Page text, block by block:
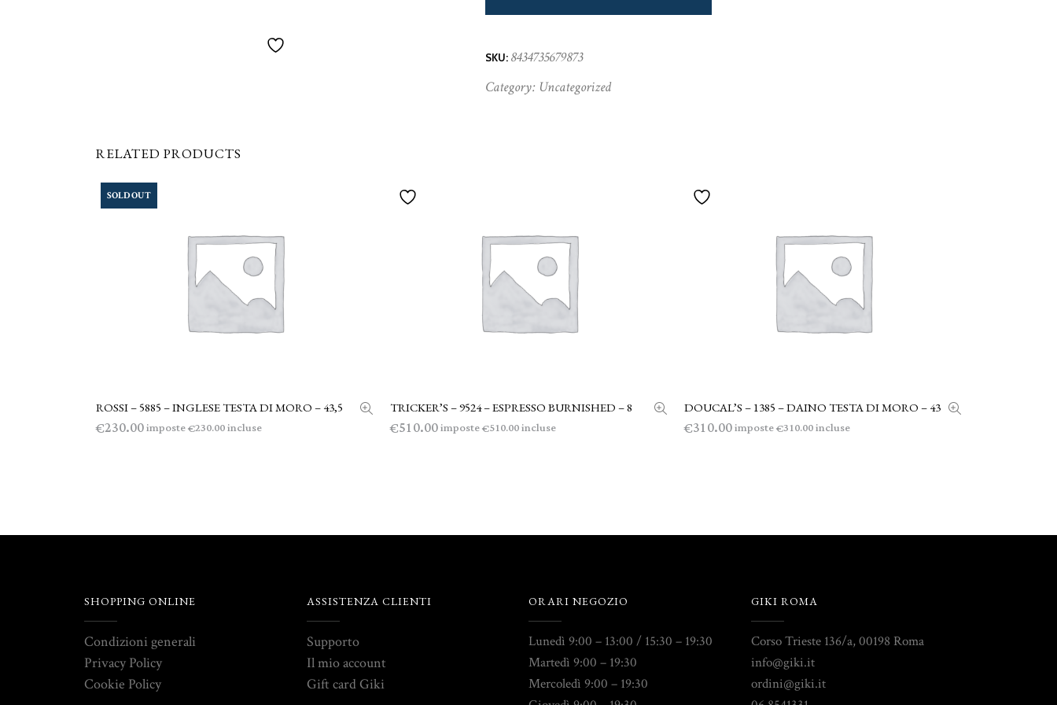
SKU: 8434735679873
Category: Uncategorized
RELATED PRODUCTS
SOLD OUT
LEGGI TUTTO
ROSSI – 5885 – INGLESE TESTA DI MORO – 43,5
€230.00imposte€230.00incluse
AGGIUNGI AL CARRELLO
TRICKER’S – 9524 – ESPRESSO BURNISHED – 8
€510.00imposte€510.00incluse
AGGIUNGI AL CARRELLO
DOUCAL’S – 1385 – DAINO TESTA DI MORO – 43
€310.00imposte€310.00incluse
SHOPPING ONLINE
Condizioni generali
Privacy Policy
Cookie Policy
ASSISTENZA CLIENTI
Supporto
Il mio account
Gift card Giki
ORARI NEGOZIO
Lunedì 9:00 – 13:00 / 15:30 – 19:30
Martedì 9:00 – 19:30
Mercoledì 9:00 – 19:30
GIKI ROMA
Corso Trieste 136/a, 00198 Roma
info@giki.it
ordini@giki.it